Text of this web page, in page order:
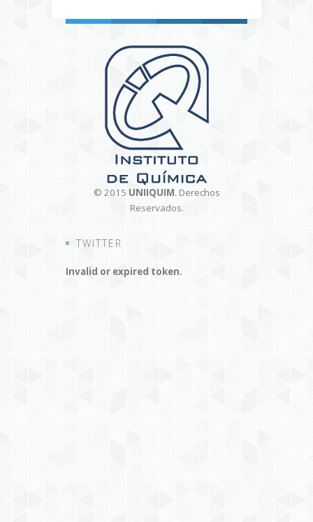
© 2015 UNIIQUIM. Derechos
Reservados.
TWITTER
Invalid or expired token.